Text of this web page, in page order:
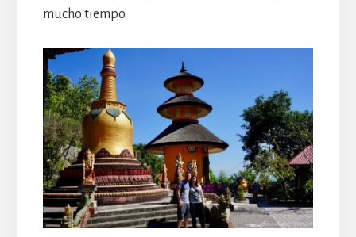
mucho tiempo.